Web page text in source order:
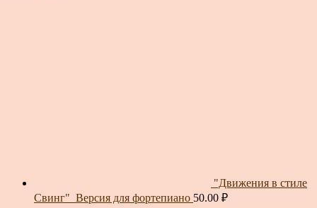
"Движения в стиле
Свинг"_Версия для фортепиано 50.00 ₽